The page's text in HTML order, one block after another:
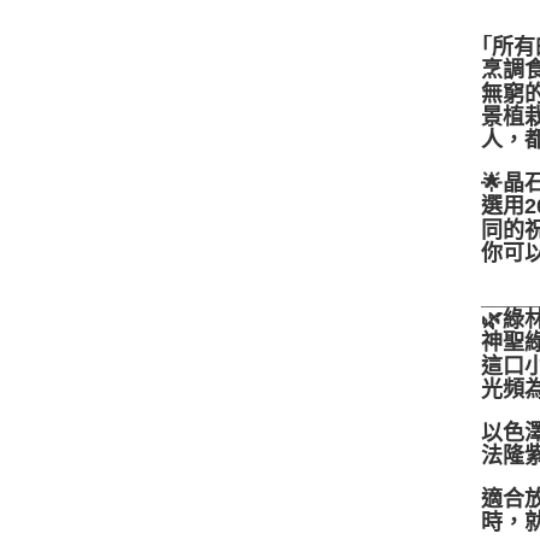
｢所
烹調
無窮
景植
人，
🌟晶
選用
同的
你可
🌿綠
神聖
這口
光頻
以色
法隆
適合
時，